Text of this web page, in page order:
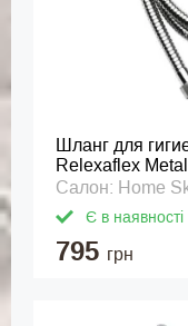
Шланг для
Relexaflex
Салон: Home
Є в наявності
795 грн